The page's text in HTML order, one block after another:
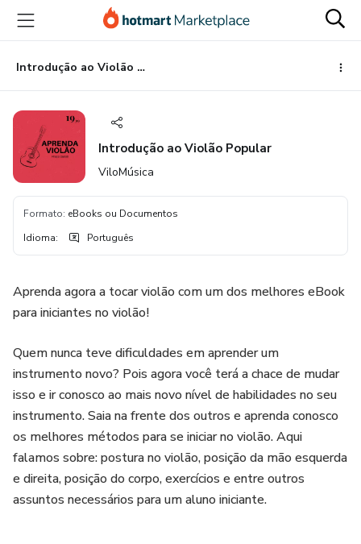
para
conteúdo
principal
para
pagamento
para
rodapé
Introdução ao Violão Popular
Introdução ao Violão Popular
ViloMúsica
Formato: eBooks ou Documentos
Idioma: Português
Aprenda agora a tocar violão com um dos melhores eBook
para iniciantes no violão!
Quem nunca teve dificuldades em aprender um
instrumento novo? Pois agora você terá a chace de mudar
isso e ir conosco ao mais novo nível de habilidades no seu
instrumento. Saia na frente dos outros e aprenda conosco
os melhores métodos para se iniciar no violão. Aqui
falamos sobre: postura no violão, posição da mão esquerda
e direita, posição do corpo, exercícios e entre outros
assuntos necessários para um aluno iniciante.